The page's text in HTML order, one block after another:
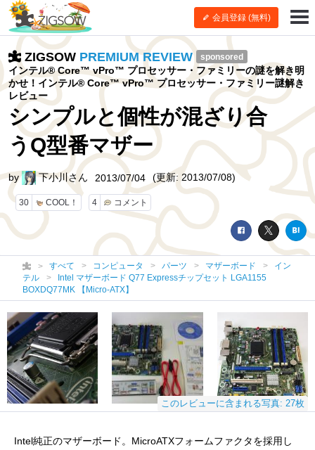
会員登録 (無料)
ZIGSOW PREMIUM REVIEW sponsored
インテル® Core™ vPro™ プロセッサー・ファミリーの謎を解き明
かせ！インテル® Core™ vPro™ プロセッサー・ファミリー謎解き
レビュー
シンプルと個性が混ざり合
うQ型番マザー
30 COOL！ 4 コメント
by 下小川さん 2013/07/04 (更新: 2013/07/08)
すべて コンピュータ パーツ マザーボード
イン
テル
Intel マザーボード Q77 Expressチップセット LGA1155
BOXDQ77MK 【Micro-ATX】
このレビューに含まれる写真: 27枚
Intel純正のマザーボード。MicroATXフォームファクタを採用し